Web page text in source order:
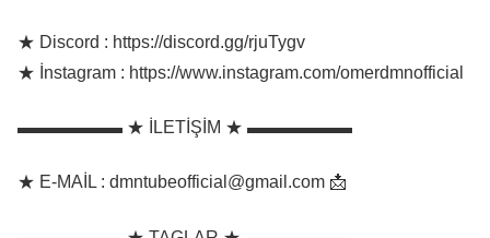
★ Discord : https://discord.gg/rjuTygv​​​​
★ İnstagram : https://www.instagram.com/omerdmnofficial
▬▬▬▬▬▬ ★ İLETİŞİM ★ ▬▬▬▬▬▬
★ E-MAİL : dmntubeofficial@gmail.com 📩